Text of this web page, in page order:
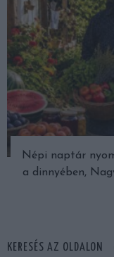
Népi naptár
a dinnyében,
KERESÉS AZ OLDALON